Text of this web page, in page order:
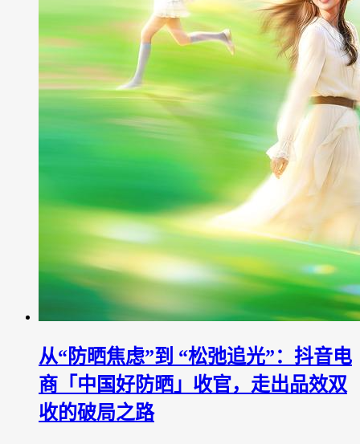
从“防晒焦虑”到 “松弛追光”：抖音电
商「中国好防晒」收官，走出品效双
收的破局之路